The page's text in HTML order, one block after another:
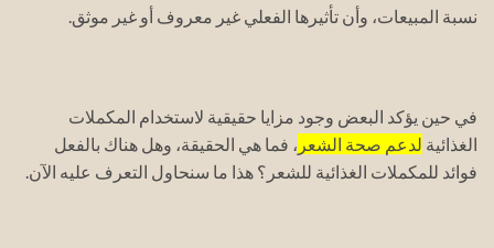
نسبة المبيعات، وأن تأثيرها الفعلي غير معروف أو غير موثق.
في حين يؤكد البعض وجود مزايا حقيقية لاستخدام المكملات
الغذائية لدعم صحة الشعر ، فما هي الحقيقة، وهل هناك بالفعل
فوائد للمكملات الغذائية للشعر؟ هذا ما سنحاول التعرف عليه الآن.